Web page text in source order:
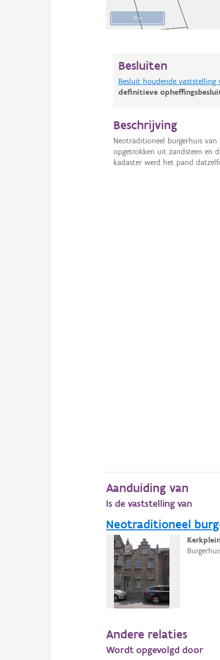
10 m
Besluiten
Besluit houdende
definitieve
Beschrijving
Neotraditioneel burgerhuis van
opgetrokken uit zandsteen en
kadaster werd het pand
Aanduiding van
Is de vaststelling van
Neotraditioneel
Andere relaties
Wordt opgevolgd door